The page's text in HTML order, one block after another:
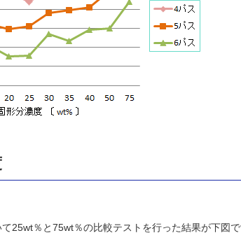
25wt％と75wt％の比較テストを行った結果が下図で